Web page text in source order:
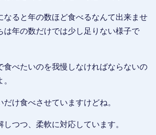
なると年の数ほど食べるなんて出来ませ
は年の数だけでは少し足りない様子で
食べたいのを我慢しなければならないの
だけ食べさせていますけどね。
つつ、柔軟に対応しています。